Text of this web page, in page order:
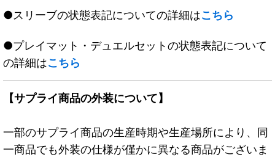
●スリーブの状態表記についての詳細はこちら
●プレイマット・デュエルセットの状態表記について
の詳細はこちら
【サプライ商品の外装について】
一部のサプライ商品の生産時期や生産場所により、同
一商品でも外装の仕様が僅かに異なる商品がございま